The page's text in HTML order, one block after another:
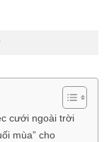
cưới ngoài trời
mùa” cho